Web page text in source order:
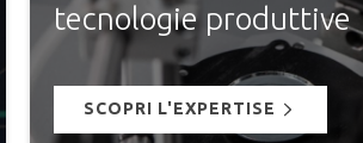
componenti complessi
SCOPRI L'EXPERTISE